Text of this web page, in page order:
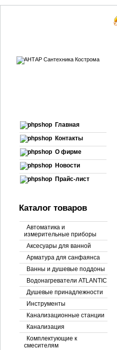
Главная
Контакты
О фирме
Новости
Прайс-лист
Каталог товаров
Автоматика и
измерительные приборы
Аксесуары для ванной
Арматура для санфаянса
Ванны и душевые поддоны
Водонагреватели ATLANTIC
Душевые принадлежности
Инструменты
Канализационные станции
Канализация
Комплектующие к
смесителям